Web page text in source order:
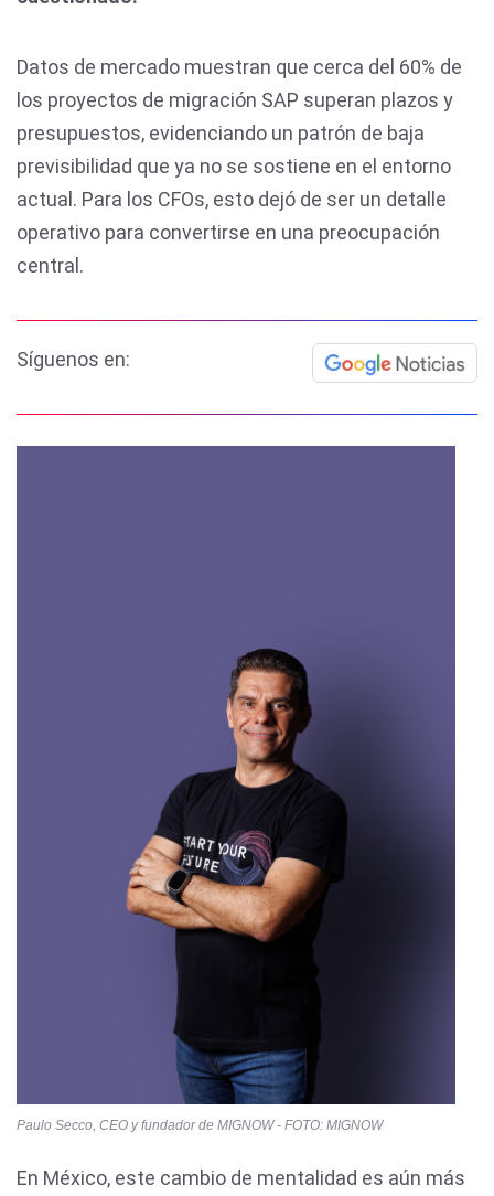
Datos de mercado muestran que cerca del 60% de
los proyectos de migración SAP superan plazos y
presupuestos, evidenciando un patrón de baja
previsibilidad que ya no se sostiene en el entorno
actual. Para los CFOs, esto dejó de ser un detalle
operativo para convertirse en una preocupación
central.
Síguenos en:
Paulo Secco, CEO y fundador de MIGNOW - FOTO: MIGNOW
En México, este cambio de mentalidad es aún más